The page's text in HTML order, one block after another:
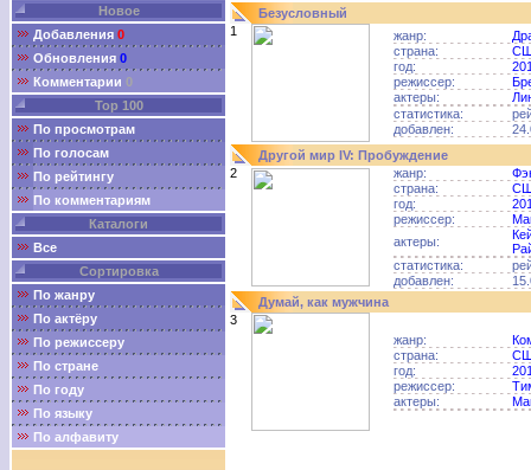
Новое
Добавления 0
Обновления 0
Комментарии 0
Top 100
По просмотрам
По голосам
По рейтингу
По комментариям
Каталоги
Все
Сортировка
По жанру
По актёру
По режиссеру
По стране
По году
По языку
По алфавиту
Безусловный
1
жанр:
страна:
год:
режиссер:
актеры:
статистика:
добавлен:
Другой мир IV: Пробуждение
2
жанр:
страна:
год:
режиссер:
актеры:
статистика:
добавлен:
Думай, как мужчина
3
жанр:
страна:
год:
режиссер:
актеры: